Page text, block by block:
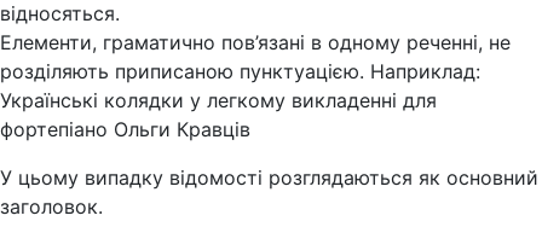
відносяться.
Елементи, граматично пов’язані в одному реченні, не
розділяють приписаною пунктуацією. Наприклад:
Українські колядки у легкому викладенні для
фортепіано Ольги Кравців
У цьому випадку відомості розглядаються як основний
заголовок.